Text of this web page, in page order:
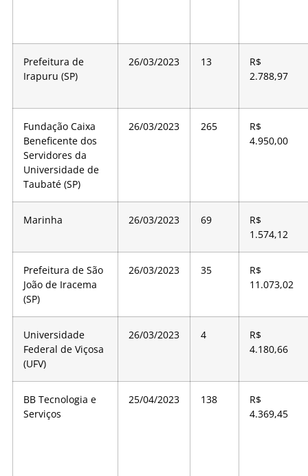
Prefeitura de
Irapuru (SP)
26/03/2023 13
R$
2.788,97
Fundação Caixa
Beneficente dos
Servidores da
Universidade de
Taubaté (SP)
26/03/2023 265
R$
4.950,00
Marinha 26/03/2023 69
R$
1.574,12
Prefeitura de São
João de Iracema
(SP)
26/03/2023 35
R$
11.073,02
Universidade
Federal de Viçosa
(UFV)
26/03/2023 4
R$
4.180,66
BB Tecnologia e
Serviços
25/04/2023 138
R$
4.369,45